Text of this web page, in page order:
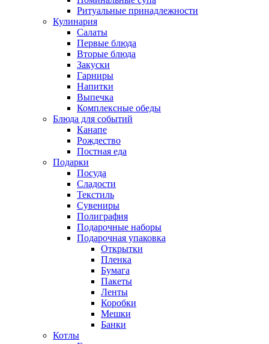
Ритуальные принадлежности
Кулинария
Салаты
Первые блюда
Вторые блюда
Закуски
Гарниры
Напитки
Выпечка
Комплексные обеды
Блюда для событий
Канапе
Рождество
Постная еда
Подарки
Посуда
Сладости
Текстиль
Сувениры
Полиграфия
Подарочные наборы
Подарочная упаковка
Открытки
Пленка
Бумага
Пакеты
Ленты
Коробки
Мешки
Банки
Котлы